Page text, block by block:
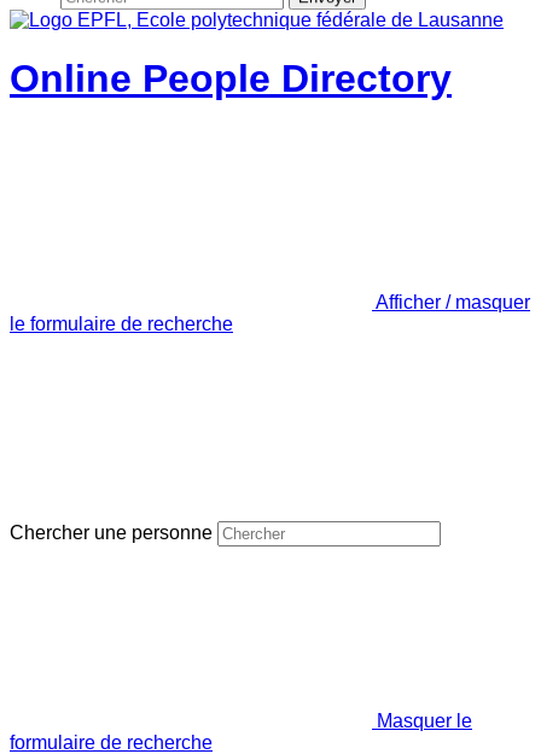
Online People Directory
Afficher / masquer
le formulaire de recherche
Chercher une personne
Masquer le
formulaire de recherche